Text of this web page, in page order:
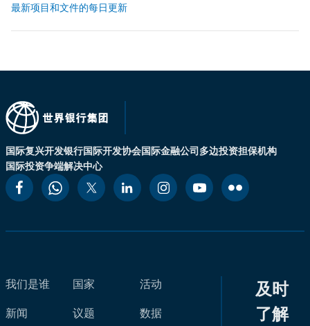
最新项目和文件的每日更新
国际复兴开发银行国际开发协会国际金融公司多边投资担保机构
国际投资争端解决中心
我们是谁
新闻
国家
议题
活动
数据
及时
了解